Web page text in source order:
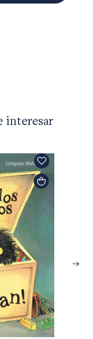
interesar